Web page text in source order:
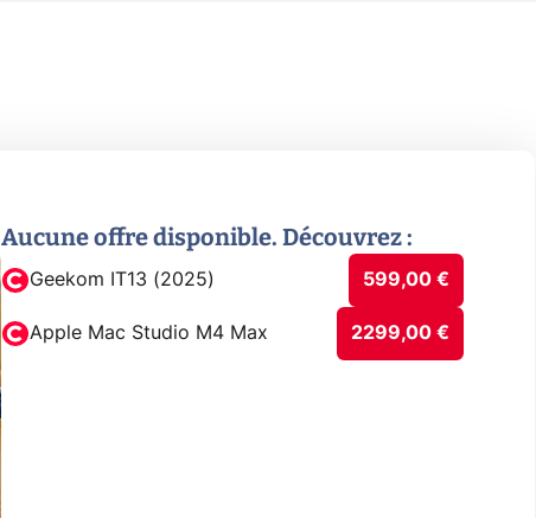
Aucune offre disponible. Découvrez :
Geekom IT13 (2025) 599,00 €
Apple Mac Studio M4 Max 2299,00 €